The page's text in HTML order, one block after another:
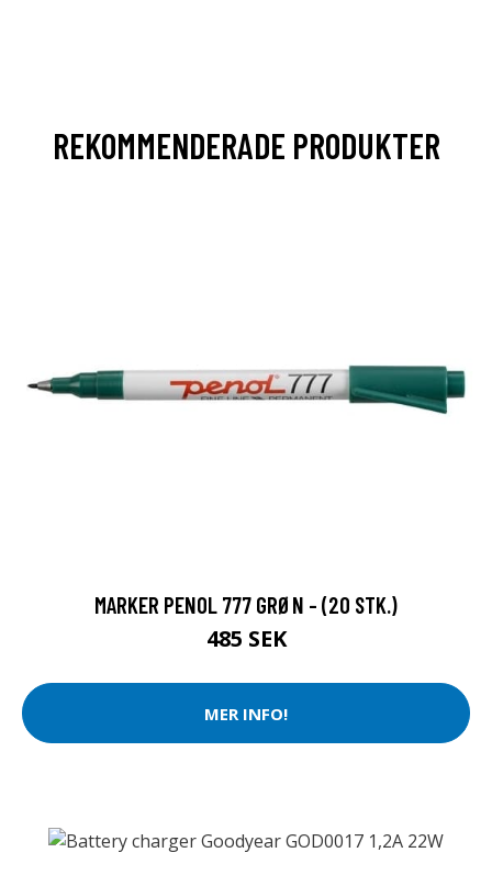
REKOMMENDERADE PRODUKTER
MARKER PENOL 777 GRØN - (20 STK.)
485 SEK
MER INFO!